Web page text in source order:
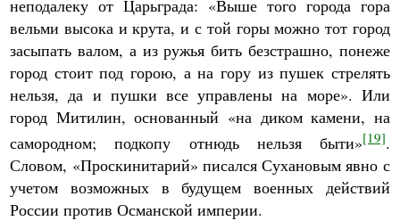
неподалеку от Царьграда: «Выше того города гора
вельми высока и крута, и с той горы можно тот город
засыпать валом, а из ружья бить безстрашно, понеже
город стоит под горою, а на гору из пушек стрелять
нельзя, да и пушки все управлены на море». Или
город Митилин, основанный «на диком камени, на
самородном; подкопу отнюдь нельзя быти»[19].
Словом, «Проскинитарий» писался Сухановым явно с
учетом возможных в будущем военных действий
России против Османской империи.